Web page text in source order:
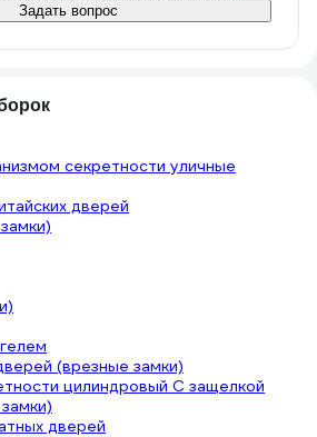
Задать вопрос
секретности уличные
дверей
(врезные замки)
цилиндровый С защелкой
дверей